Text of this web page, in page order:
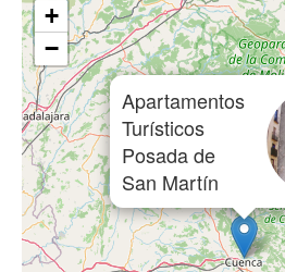
Apartamentos
Turísticos
Posada de
San Martín
+
−